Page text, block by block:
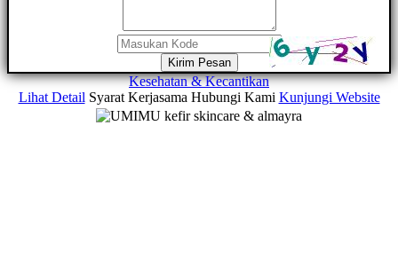
Kirim Pesan
Kesehatan & Kecantikan
Lihat Detail Syarat Kerjasama Hubungi Kami Kunjungi Website